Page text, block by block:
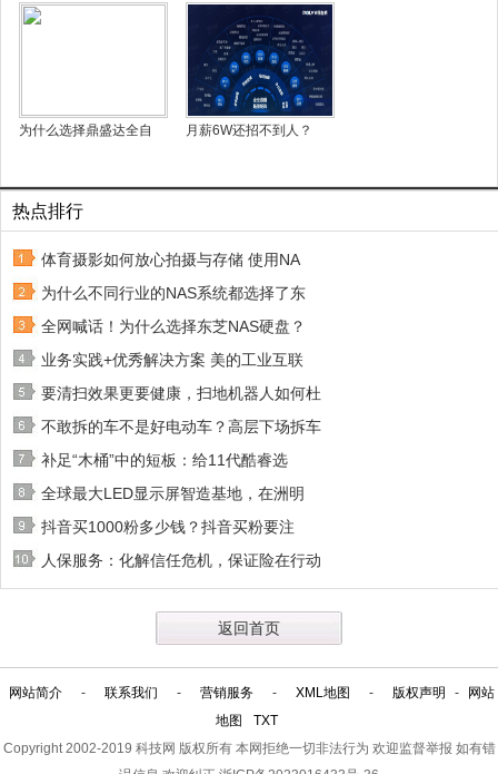
为什么选择鼎盛达全自 月薪6W还招不到人？
热点排行
体育摄影如何放心拍摄与存储 使用NA
为什么不同行业的NAS系统都选择了东
全网喊话！为什么选择东芝NAS硬盘？
业务实践+优秀解决方案 美的工业互联
要清扫效果更要健康，扫地机器人如何杜
不敢拆的车不是好电动车？高层下场拆车
补足“木桶”中的短板：给11代酷睿选
全球最大LED显示屏智造基地，在洲明
抖音买1000粉多少钱？抖音买粉要注
人保服务：化解信任危机，保证险在行动
返回首页
网站简介 - 联系我们 - 营销服务 - XML地图 - 版权声明 -
网站
地图
TXT
Copyright 2002-2019 科技网 版权所有 本网拒绝一切非法行为 欢迎监督举报 如有错